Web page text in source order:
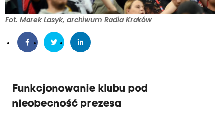
Fot. Marek Lasyk, archiwum Radia Kraków
Funkcjonowanie klubu pod
nieobecność prezesa